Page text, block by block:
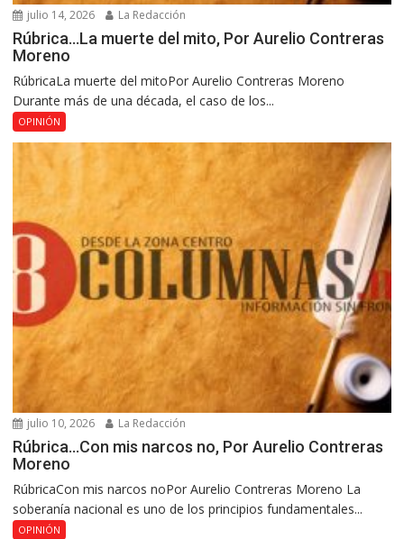
julio 14, 2026 La Redacción
Rúbrica…La muerte del mito, Por Aurelio Contreras
Moreno
RúbricaLa muerte del mitoPor Aurelio Contreras Moreno
Durante más de una década, el caso de los...
OPINIÓN
julio 10, 2026 La Redacción
Rúbrica…Con mis narcos no, Por Aurelio Contreras
Moreno
RúbricaCon mis narcos noPor Aurelio Contreras Moreno La
soberanía nacional es uno de los principios fundamentales...
OPINIÓN